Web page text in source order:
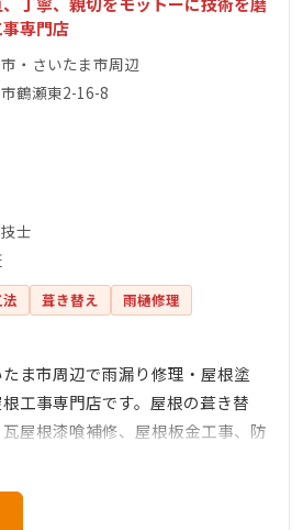
専門店
・さいたま市周辺
鶴瀬東2-16-8
士
葺き替え
雨樋修理
ま市周辺で雨漏り修理・屋根塗
工事専門店です。屋根の葺き替
屋根漆喰補修、屋根板金工事、防
ます。創業18年、累計1,200棟の施
管理技士など有資格者が現場で施
により中間マージンなしの低価格